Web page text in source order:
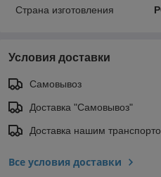
Страна изготовления
Условия доставки
Самовывоз
Доставка "Самовывоз"
Доставка нашим
Все условия доставки